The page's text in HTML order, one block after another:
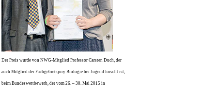
Der Preis wurde von NWG-Mitglied Professor Carsten Duch, der
auch Mitglied der Fachgebietsjury Biologie bei Jugend forscht ist,
beim Bundeswettbewerb, der vom 26. – 30. Mai 2015 in